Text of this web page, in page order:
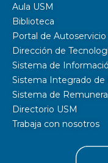
Aula USM
Biblioteca
Portal de
Dirección de
Sistema de
Sistema Integrado
Sistema de
Directorio USM
Trabaja con nosotros